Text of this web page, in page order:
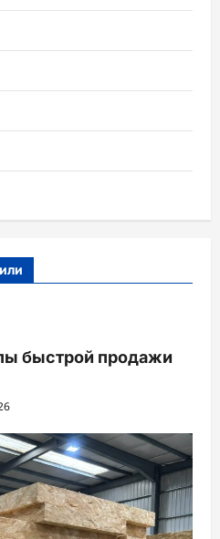
быстрой продажи